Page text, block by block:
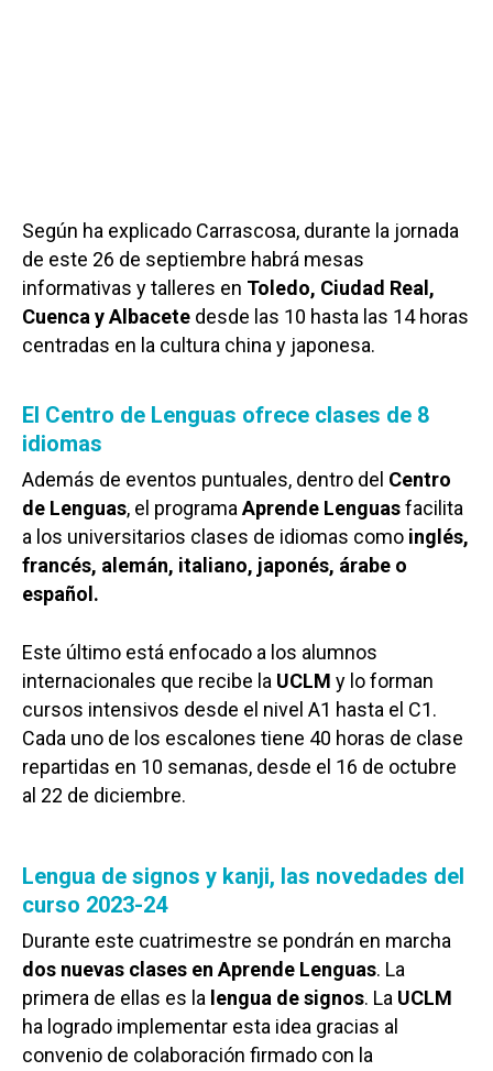
Según ha explicado Carrascosa, durante la jornada
de este 26 de septiembre habrá mesas
informativas y talleres en Toledo, Ciudad Real,
Cuenca y Albacete desde las 10 hasta las 14 horas
centradas en la cultura china y japonesa.
El Centro de Lenguas ofrece clases de 8
idiomas
Además de eventos puntuales, dentro del Centro
de Lenguas, el programa Aprende Lenguasfacilita
a los universitarios clases de idiomas como inglés,
francés, alemán, italiano, japonés, árabe o
español.
Este último está enfocado a los alumnos
internacionales que recibe la UCLM y lo forman
cursos intensivos desde el nivel A1 hasta el C1.
Cada uno de los escalones tiene 40 horas de clase
repartidas en 10 semanas, desde el 16 de octubre
al 22 de diciembre.
Lengua de signos y kanji, las novedades del
curso 2023-24
Durante este cuatrimestre se pondrán en marcha
dos nuevas clases en Aprende Lenguas. La
primera de ellas es la lengua de signos. La UCLM
ha logrado implementar esta idea gracias al
convenio de colaboración firmado con la